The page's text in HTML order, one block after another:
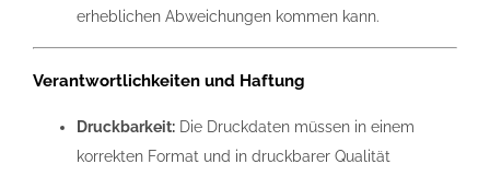
erheblichen Abweichungen kommen kann.
Verantwortlichkeiten und Haftung
Druckbarkeit:Die Druckdaten müssen in einem
korrekten Format und in druckbarer Qualität